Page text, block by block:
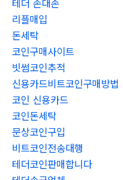
테더 손대손
리플매입
돈세탁
코인구매사이트
빗썸코인추적
신용카드비트코인구매방법
코인 신용카드
코인돈세탁
문상코인구입
비트코인전송대행
테더코인판매합니다